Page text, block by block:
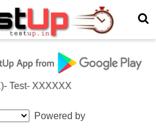
XXXXXX
Powered by